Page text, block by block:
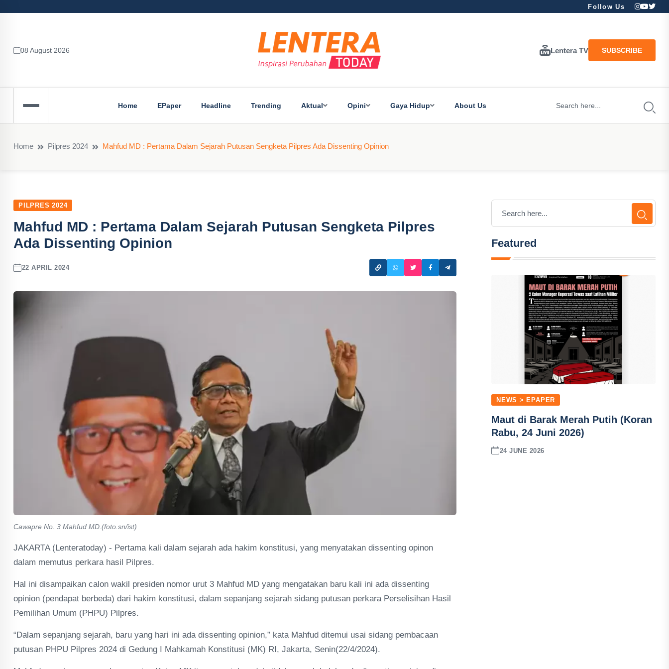
Follow Us
08 August 2026 Lentera TV SUBSCRIBE
Home EPaper Headline Trending Aktual Opini Gaya Hidup About Us
Home Pilpres 2024 Mahfud MD : Pertama Dalam Sejarah Putusan Sengketa Pilpres Ada Dissenting Opinion
PILPRES 2024
Mahfud MD : Pertama Dalam Sejarah Putusan Sengketa Pilpres
Ada Dissenting Opinion
22 APRIL 2024
Cawapre No. 3 Mahfud MD.(foto.sn/ist)
JAKARTA (Lenteratoday) - Pertama kali dalam sejarah ada hakim konstitusi, yang menyatakan dissenting opinon
dalam memutus perkara hasil Pilpres.
Hal ini disampaikan calon wakil presiden nomor urut 3 Mahfud MD yang mengatakan baru kali ini ada dissenting
opinion (pendapat berbeda) dari hakim konstitusi, dalam sepanjang sejarah sidang putusan perkara Perselisihan Hasil
Pemilihan Umum (PHPU) Pilpres.
“Dalam sepanjang sejarah, baru yang hari ini ada dissenting opinion,” kata Mahfud ditemui usai sidang pembacaan
putusan PHPU Pilpres 2024 di Gedung I Mahkamah Konstitusi (MK) RI, Jakarta, Senin(22/4/2024).
Featured
NEWS > EPAPER
Maut di Barak Merah Putih (Koran
Rabu, 24 Juni 2026)
24 JUNE 2026